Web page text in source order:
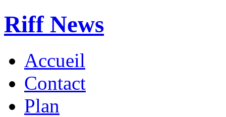
Riff News
Accueil
Contact
Plan